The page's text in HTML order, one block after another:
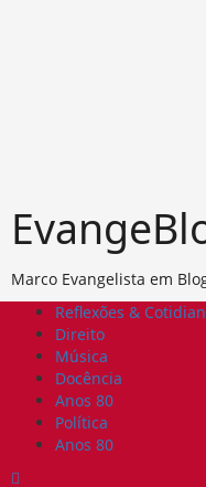
Marco Evangelista em
Primary
Menu
Reflexões &
Direito
Música
Docência
Anos 80
Política
Anos 80